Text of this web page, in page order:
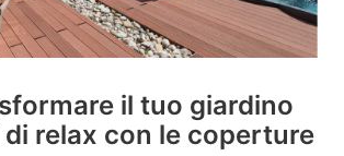
il tuo giardino
di relax con le coperture